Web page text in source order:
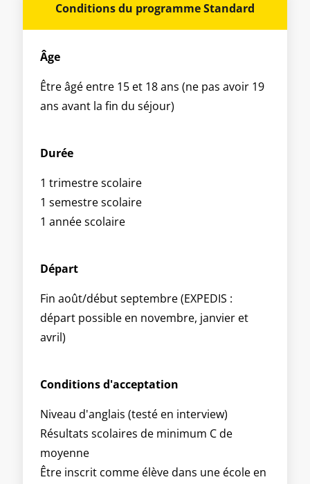
Conditions du programme Standard
Âge
Être âgé entre 15 et 18 ans (ne pas avoir 19
ans avant la fin du séjour)
Durée
1 trimestre scolaire
1 semestre scolaire
1 année scolaire
Départ
Fin août/début septembre (EXPEDIS :
départ possible en novembre, janvier et
avril)
Conditions d'acceptation
Niveau d'anglais (testé en interview)
Résultats scolaires de minimum C de
moyenne
Être inscrit comme élève dans une école en